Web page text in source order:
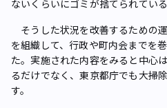
ないくらいにゴミが捨てられてい
そうした状況を改善するための
を組織して、行政や町内会までを
た。実施された内容をみると中心
るだけでなく、東京都庁でも大掃
す。